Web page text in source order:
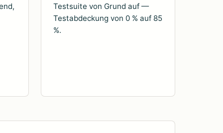
Testsuite von Grund auf —
Testabdeckung von 0 % auf 85
%.